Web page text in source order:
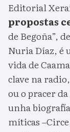
Editorial
propostas
de Begoña”,
Nuria Díaz, é
vida de
clave na
ou o pracer
unha
míticas